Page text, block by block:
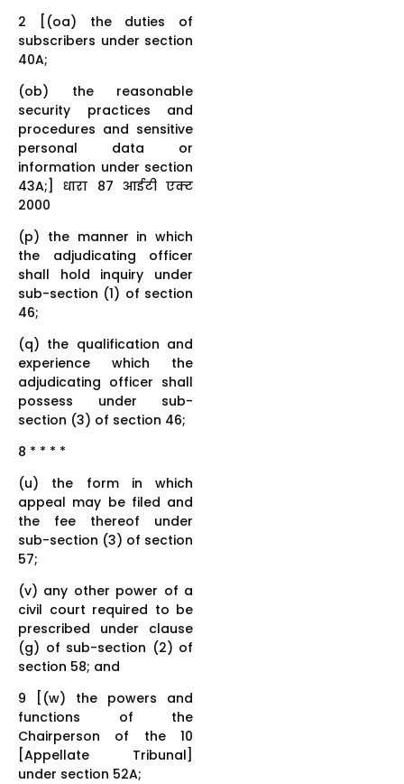
2 [(oa) the duties of
subscribers under section
40A;
(ob) the reasonable
security practices and
procedures and sensitive
personal data or
information under section
43A;] धारा 87 आईटी एक्ट
2000
(p) the manner in which
the adjudicating officer
shall hold inquiry under
sub-section (1) of section
46;
(q) the qualification and
experience which the
adjudicating officer shall
possess under sub-
section (3) of section 46;
8 * * * *
(u) the form in which
appeal may be filed and
the fee thereof under
sub-section (3) of section
57;
(v) any other power of a
civil court required to be
prescribed under clause
(g) of sub-section (2) of
section 58; and
9 [(w) the powers and
functions of the
Chairperson of the 10
[Appellate Tribunal]
under section 52A;